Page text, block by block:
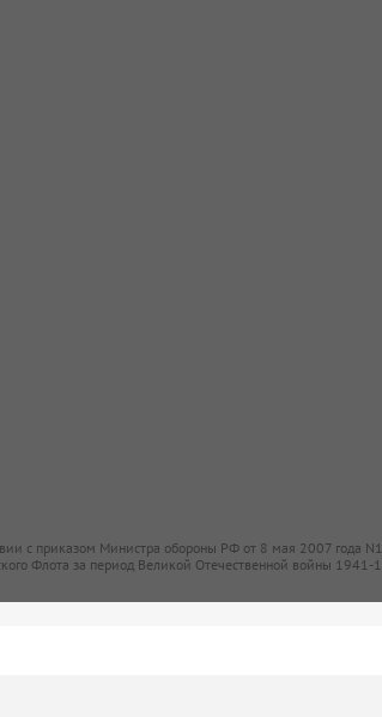
с приказом Министра обороны РФ от 8 мая 2007 года
Флота за период Великой Отечественной войны